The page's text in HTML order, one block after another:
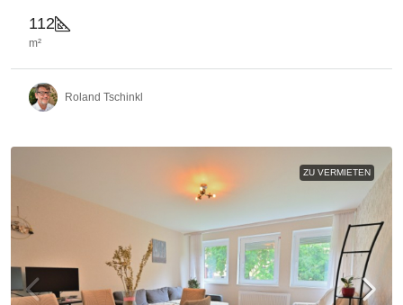
112
m²
Roland Tschinkl
ZU VERMIETEN